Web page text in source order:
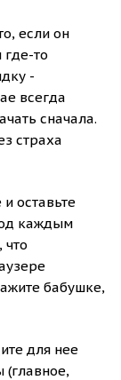
если он
то
-
всегда
сначала.
страха
оставьте
каждым
бабушке,
для нее
(главное,